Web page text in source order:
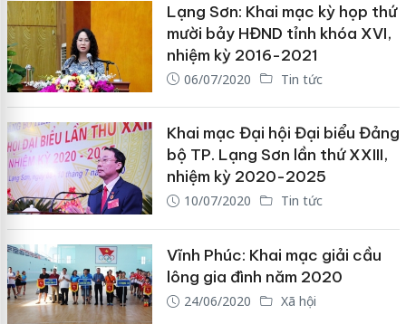
Lạng Sơn: Khai mạc kỳ họp thứ
mười bảy HĐND tỉnh khóa XVI,
nhiệm kỳ 2016-2021
06/07/2020 Tin tức
Khai mạc Đại hội Đại biểu Đảng
bộ TP. Lạng Sơn lần thứ XXIII,
nhiệm kỳ 2020-2025
10/07/2020 Tin tức
Vĩnh Phúc: Khai mạc giải cầu
lông gia đình năm 2020
24/06/2020 Xã hội